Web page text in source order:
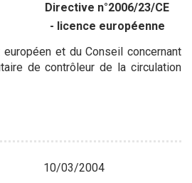
Directive n°2006/23/CE
- licence européenne
et du Conseil concernant
de contrôleur de la circulation
10/03/2004